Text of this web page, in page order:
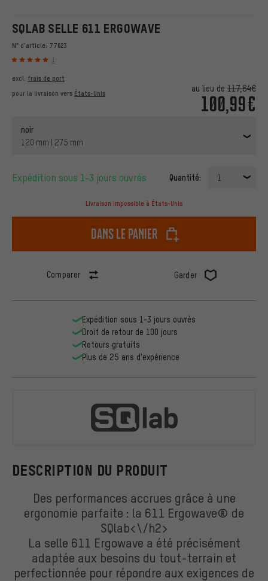
SQLAB SELLE 611 ERGOWAVE
N° d'article: 77623
1
au lieu de 117,64€
100,99€
excl. frais de port
pour la livraison vers États-Unis
noir
120 mm | 275 mm
Expédition sous 1-3 jours ouvrés Quantité: 1
Livraison impossible à États-Unis
dans le panier
Comparer Garder
DESCRIPTION DU PRODUIT
Des performances accrues grâce à une
ergonomie parfaite : la 611 Ergowave® de
SQlab<\/h2>
La selle 611 Ergowave a été précisément
adaptée aux besoins du tout-terrain et
perfectionnée pour répondre aux exigences de
Expédition sous 1-3 jours ouvrés
Droit de retour de 100 jours
Retours gratuits
Plus de 25 ans d'expérience